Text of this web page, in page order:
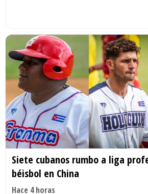
Siete cubanos rumbo a liga
béisbol en China
Hace 4 horas